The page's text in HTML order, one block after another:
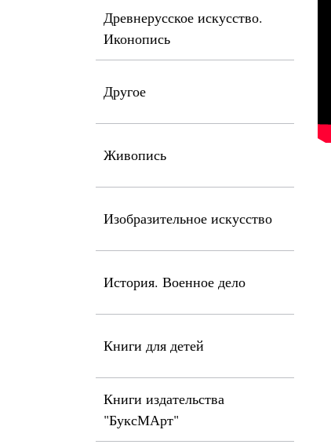
Древнерусское искусство.
Иконопись
Другое
Живопись
Изобразительное искусство
История. Военное дело
Книги для детей
Книги издательства
"БуксМАрт"